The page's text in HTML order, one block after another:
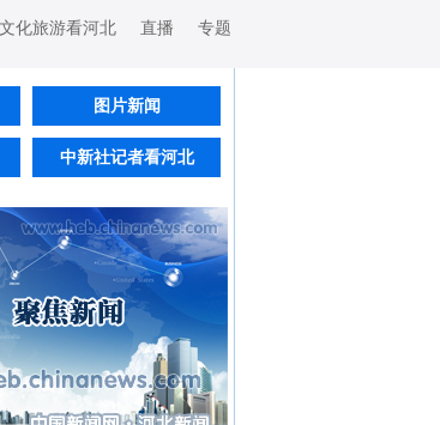
文化旅游看河北 直播 专题
图片新闻
中新社记者看河北